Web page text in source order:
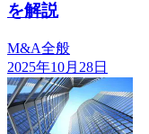
を解説
M&A全般
2025年10月28日